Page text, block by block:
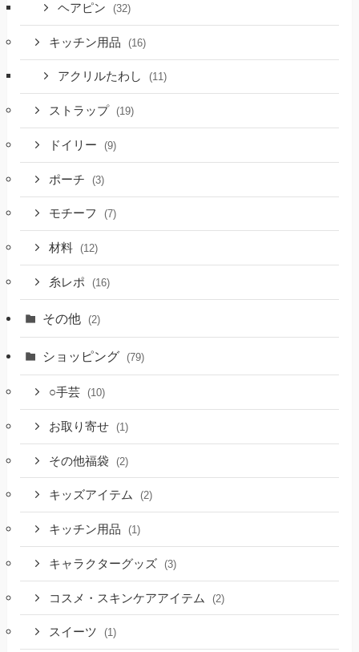
ヘアピン (32)
キッチン用品 (16)
アクリルたわし (11)
ストラップ (19)
ドイリー (9)
ポーチ (3)
モチーフ (7)
材料 (12)
糸レポ (16)
その他 (2)
ショッピング (79)
○手芸 (10)
お取り寄せ (1)
その他福袋 (2)
キッズアイテム (2)
キッチン用品 (1)
キャラクターグッズ (3)
コスメ・スキンケアアイテム (2)
スイーツ (1)